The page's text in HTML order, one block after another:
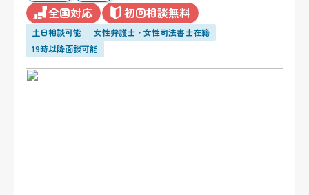
全国対応 初回相談無料
土日相談可能
女性弁護士・女性司法書士在籍
19時以降面談可能